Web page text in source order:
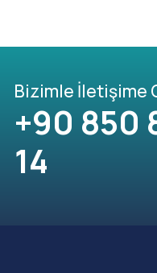
Bizimle İletişime
+90 850
14